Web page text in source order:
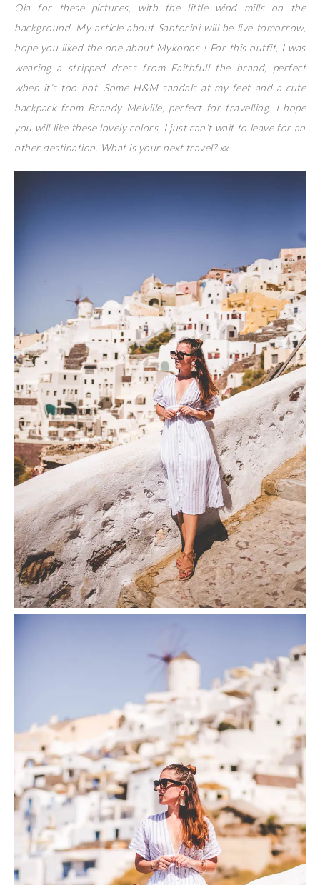
Oia for these pictures, with the little wind mills on the
background. My article about Santorini will be live tomorrow,
hope you liked the one about Mykonos ! For this outfit, I was
wearing a stripped dress from Faithfull the brand, perfect
when it’s too hot. Some H&M sandals at my feet and a cute
backpack from Brandy Melville, perfect for travelling. I hope
you will like these lovely colors, I just can’t wait to leave for an
other destination. What is your next travel? xx